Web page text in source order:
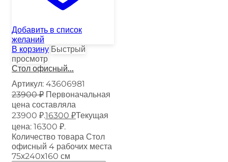
Добавить в список
желаний
В корзину Быстрый
просмотр
Стол офисный...
Артикул: 43606981
23900₽ Первоначальная
цена составляла
23900 ₽.16300 ₽Текущая
цена: 16300 ₽.
Количество товара Стол
офисный 4 рабочих места
75х240х160 см